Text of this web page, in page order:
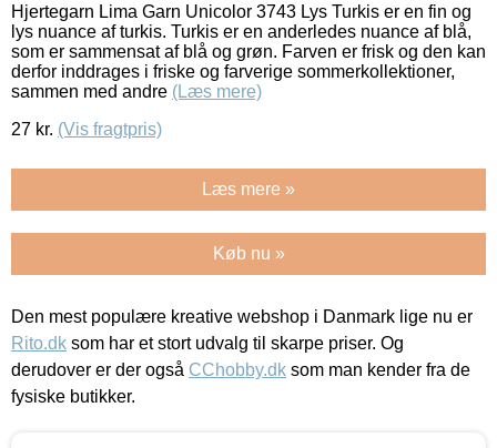
Hjertegarn Lima Garn Unicolor 3743 Lys Turkis er en fin og
lys nuance af turkis. Turkis er en anderledes nuance af blå,
som er sammensat af blå og grøn. Farven er frisk og den kan
derfor inddrages i friske og farverige sommerkollektioner,
sammen med andre (Læs mere)
27 kr. (Vis fragtpris)
Læs mere »
Køb nu »
Den mest populære kreative webshop i Danmark lige nu er
Rito.dk som har et stort udvalg til skarpe priser. Og
derudover er der også CChobby.dk som man kender fra de
fysiske butikker.